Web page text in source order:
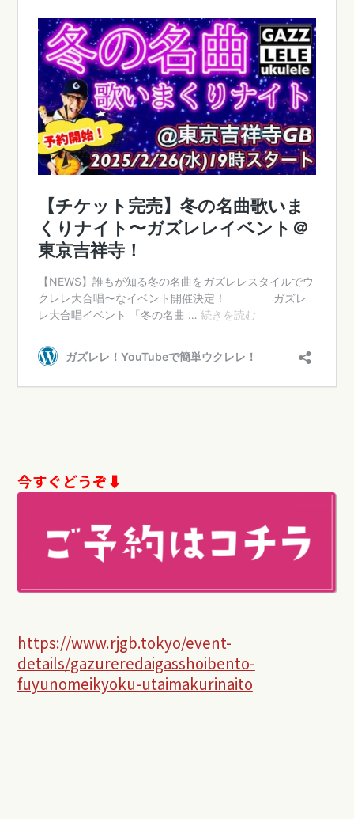
今すぐどうぞ⬇︎
https://www.rjgb.tokyo/event-
details/gazureredaigasshoibento-
fuyunomeikyoku-utaimakurinaito